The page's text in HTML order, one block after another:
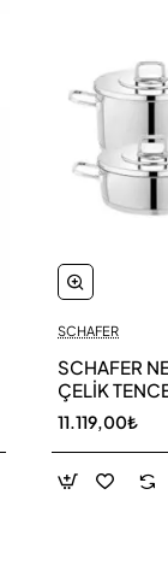
SCHAFER
SCHAFER
ÇELİK
11.119,00₺